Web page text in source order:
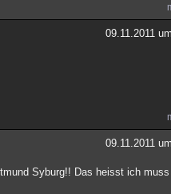
09.11.2011
09.11.2011
Syburg!! Das heisst ich